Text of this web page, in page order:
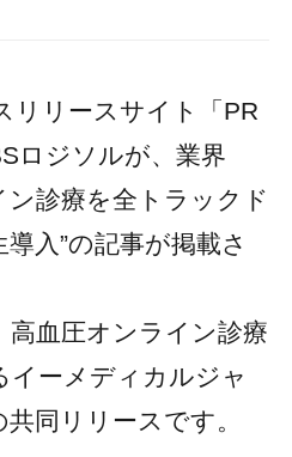
リリースサイト「PR
ロジソルが、業界
診療を全トラックド
入”の記事が掲載さ
血圧オンライン診療
イーメディカルジャ
同リリースです。